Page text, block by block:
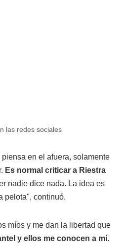
las redes sociales
en el afuera, solamente
Es normal criticar a Riestra
nadie dice nada. La idea es
pelota", continuó.
míos y me dan la libertad que
y ellos me conocen a mí.